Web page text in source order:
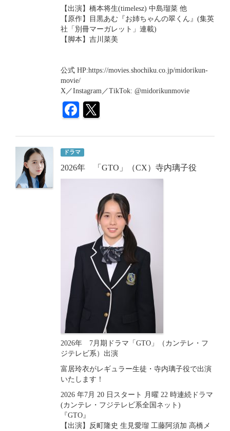
【出演】橋本将生(timelesz) 中島瑠菜 他
【原作】目黒あむ『お姉ちゃんの翠くん』(集英
社「別冊マーガレット」連載)
【脚本】吉川菜美
公式 HP:https://movies.shochiku.co.jp/midorikun-
movie/
X／Instagram／TikTok: @midorikunmovie
ドラマ
2026年 「GTO」（CX）寺内璃子役
2026年 7月期ドラマ「GTO」（カンテレ・フ
ジテレビ系）出演
富居玲衣がレギュラー生徒・寺内璃子役で出演
いたします！
2026 年7月 20 日スタート 月曜 22 時連続ドラマ
(カンテレ・フジテレビ系全国ネット)
『GTO』
【出演】反町隆史 生見愛瑠 工藤阿須加 高橋メ